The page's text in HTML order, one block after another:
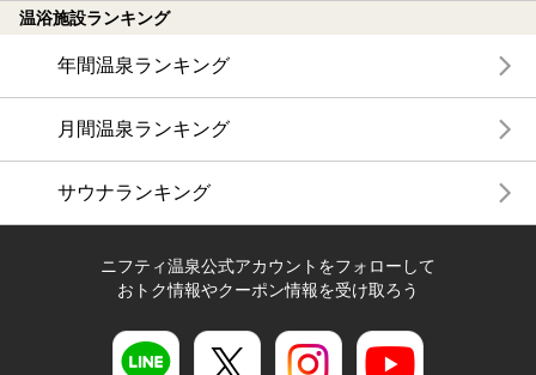
温浴施設ランキング
年間温泉ランキング
月間温泉ランキング
サウナランキング
ニフティ温泉公式アカウントをフォローして
おトク情報やクーポン情報を受け取ろう